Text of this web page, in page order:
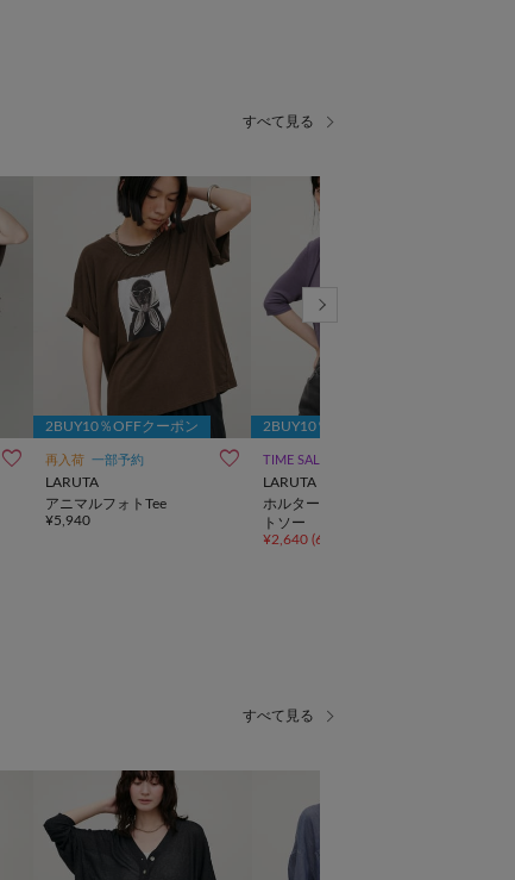
2BUY10％OFFクーポン
再入荷 一部予約
LARUTA
アニマルフォトTee
¥5,940
2BUY10％OFFクーポン
TIME SALE
LARUTA
ホルターネック風半袖カッ
トソー
¥2,640 (60%OFF)